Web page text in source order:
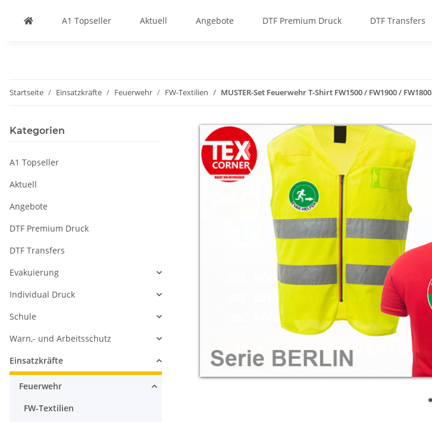
A1 Topseller Aktuell Angebote DTF Premium Druck DTF Transfers
Startseite Einsatzkräfte Feuerwehr FW-Textilien MUSTER-Set Feuerwehr T-Shirt FW1500 / FW1900 / FW1800
Kategorien
A1 Topseller
Aktuell
Angebote
DTF Premium Druck
DTF Transfers
Evakuierung
Individual Druck
Schule
Warn,- und Arbeitsschutz
Einsatzkräfte
Feuerwehr
FW-Textilien